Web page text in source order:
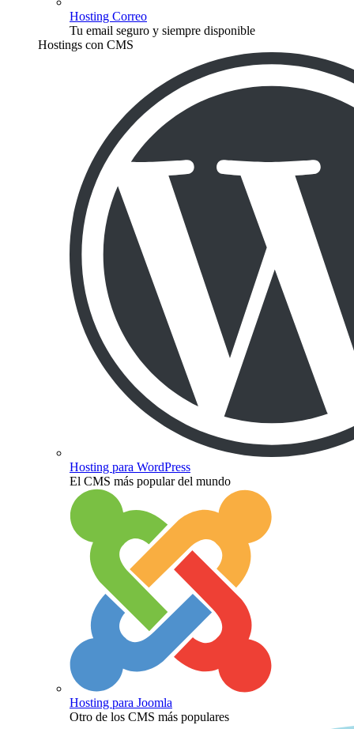
Hosting Correo
Tu email seguro y siempre disponible
Hostings con CMS
Hosting para WordPress
El CMS más popular del mundo
Hosting para Joomla
Otro de los CMS más populares